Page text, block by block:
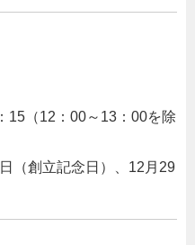
（12：00～13：00を除
（創立記念日）、12月29